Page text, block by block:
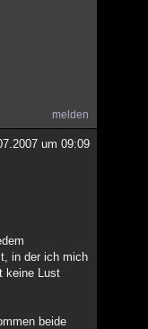
melden
um 09:09
in der ich mich
keine Lust
beide